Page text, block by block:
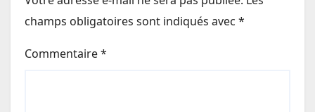
champs obligatoires sont indiqués avec *
Commentaire*